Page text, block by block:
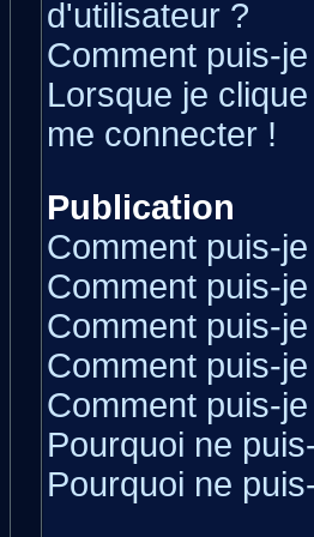
d'utilisateur ?
Comment puis-
Lorsque je
me connecter !
Publication
Comment puis-
Comment puis-
Comment puis-
Comment puis-
Comment puis-
Pourquoi ne
Pourquoi ne